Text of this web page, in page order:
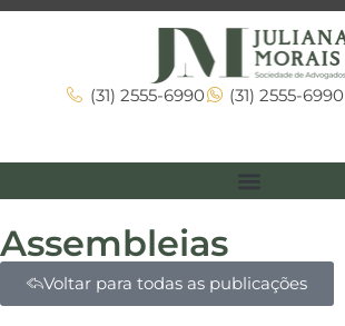
(31) 2555-6990 (31) 2555-6990
Assembleias
Voltar para todas as publicações